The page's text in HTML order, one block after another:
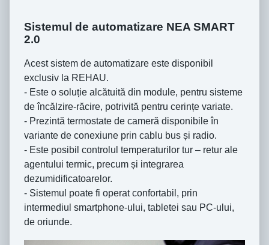
Sistemul de automatizare NEA SMART
2.0
Acest sistem de automatizare este disponibil
exclusiv la REHAU.
- Este o soluție alcătuită din module, pentru sisteme
de încălzire-răcire, potrivită pentru cerințe variate.
- Prezintă termostate de cameră disponibile în
variante de conexiune prin cablu bus și radio.
- Este posibil controlul temperaturilor tur – retur ale
agentului termic, precum și integrarea
dezumidificatoarelor.
- Sistemul poate fi operat confortabil, prin
intermediul smartphone-ului, tabletei sau PC-ului,
de oriunde.